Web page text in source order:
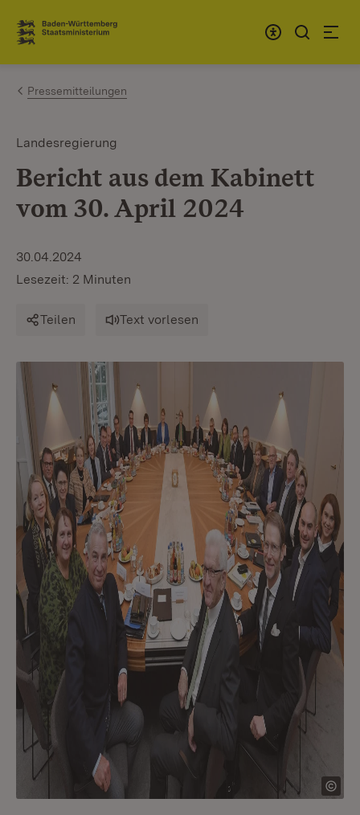
Zum Inhalt springen
Link zur Startseite
Pressemitteilungen
Landesregierung
Bericht aus dem Kabinett
vom 30. April 2024
30.04.2024
Lesezeit: 2 Minuten
Teilen Text vorlesen